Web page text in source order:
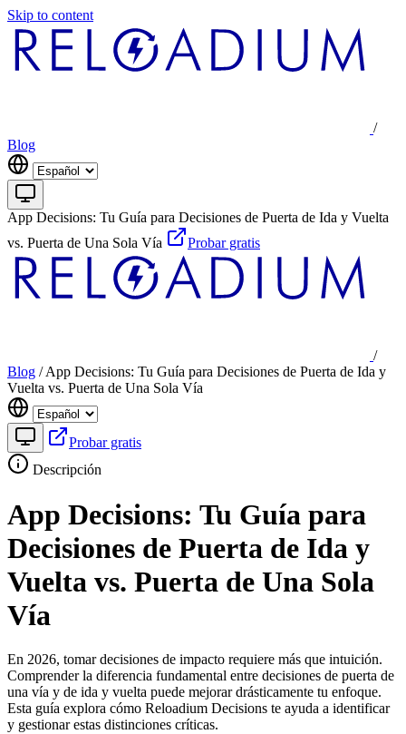
Skip to content
/
Blog
App Decisions: Tu Guía para Decisiones de Puerta de Ida y Vuelta
vs. Puerta de Una Sola Vía
Probar gratis
/
Blog / App Decisions: Tu Guía para Decisiones de Puerta de Ida y
Vuelta vs. Puerta de Una Sola Vía
Probar gratis
Descripción
App Decisions: Tu Guía para
Decisiones de Puerta de Ida y
Vuelta vs. Puerta de Una Sola
Vía
En 2026, tomar decisiones de impacto requiere más que intuición.
Comprender la diferencia fundamental entre decisiones de puerta de
una vía y de ida y vuelta puede mejorar drásticamente tu enfoque.
Esta guía explora cómo Reloadium Decisions te ayuda a identificar
y gestionar estas distinciones críticas.